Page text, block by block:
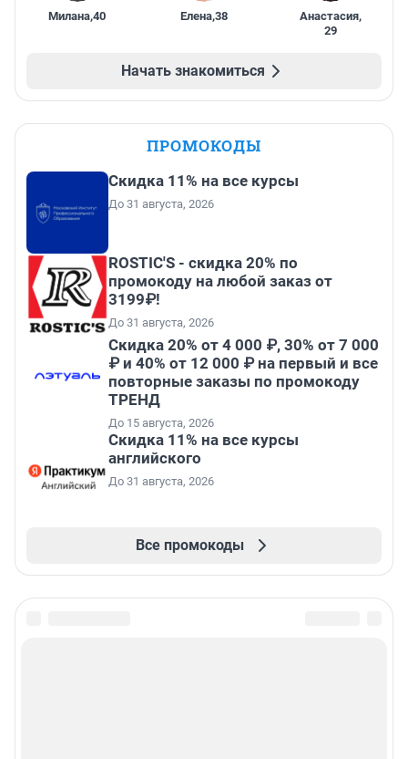
Милана,40 Елена,38 Анастасия,
29
Начать знакомиться
ПРОМОКОДЫ
Скидка 11% на все курсы
До 31 августа, 2026
ROSTIC'S - скидка 20% по
промокоду на любой заказ от
3199₽!
До 31 августа, 2026
Скидка 20% от 4 000 ₽, 30% от 7 000
₽ и 40% от 12 000 ₽ на первый и все
повторные заказы по промокоду
ТРЕНД
До 15 августа, 2026
Скидка 11% на все курсы
английского
До 31 августа, 2026
Все промокоды